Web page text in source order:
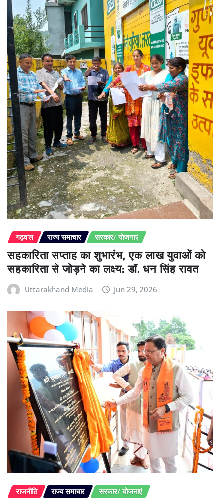
गढ़वाल राज्य समाचार सरकार/ योजनाएं
सहकारिता सप्ताह का शुभारंभ, एक लाख युवाओं को
सहकारिता से जोड़ने का लक्ष्य: डॉ. धन सिंह रावत
Uttarakhand Media Jun 29, 2026
राजनीति राज्य समाचार सरकार/ योजनाएं